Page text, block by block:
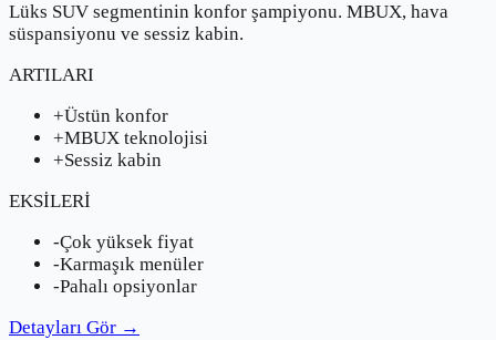
Lüks SUV segmentinin konfor şampiyonu. MBUX, hava
süspansiyonu ve sessiz kabin.
ARTILARI
+Üstün konfor
+MBUX teknolojisi
+Sessiz kabin
EKSİLERİ
-Çok yüksek fiyat
-Karmaşık menüler
-Pahalı opsiyonlar
Detayları Gör →